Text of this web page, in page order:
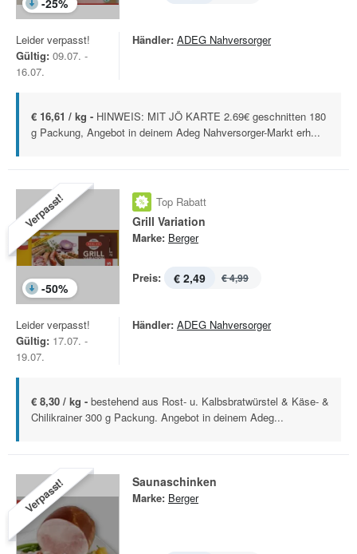
-25%
Leider verpasst!
Gültig: 09.07. -
16.07.
Händler: ADEG Nahversorger
€ 16,61 / kg - HINWEIS: MIT JÖ KARTE 2.69€ geschnitten 180
g Packung, Angebot in deinem Adeg Nahversorger-Markt erh...
Verpasst!
-50%
Top Rabatt
Grill Variation
Marke: Berger
Preis: € 2,49 € 4,99
Leider verpasst!
Gültig: 17.07. -
19.07.
Händler: ADEG Nahversorger
€ 8,30 / kg - bestehend aus Rost- u. Kalbsbratwürstel & Käse- &
Chilikrainer 300 g Packung. Angebot in deinem Adeg...
Verpasst! Saunaschinken
Marke: Berger